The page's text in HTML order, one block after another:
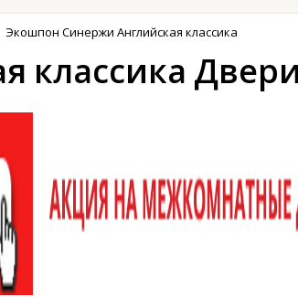
Экошпон Синержи Английская классика
классика